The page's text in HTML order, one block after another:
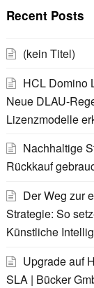
Recent Posts
(kein Titel)
HCL Domino
Neue DLAU-
Lizenzmodelle
Nachhaltige
Rückkauf
Der Weg zur
Strategie: So
Künstliche
Upgrade auf
SLA | Bücker